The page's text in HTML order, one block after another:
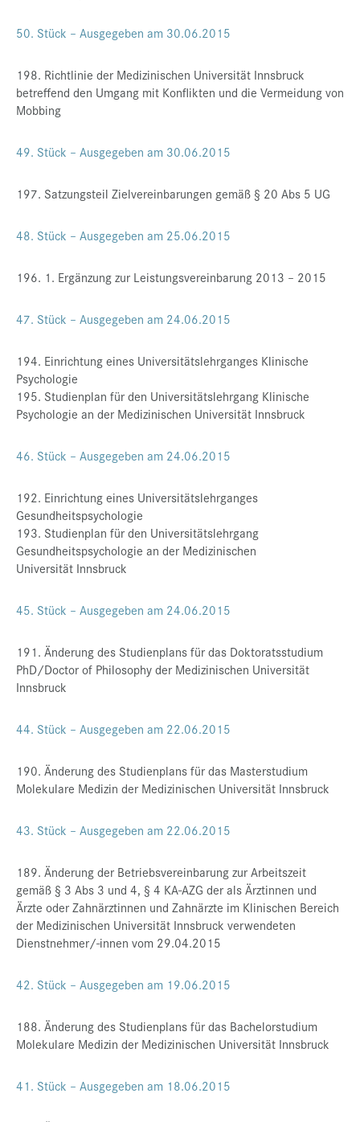
50. Stück – Ausgegeben am 30.06.2015
198. Richtlinie der Medizinischen Universität Innsbruck
betreffend den Umgang mit Konflikten und die Vermeidung von
Mobbing
49. Stück – Ausgegeben am 30.06.2015
197. Satzungsteil Zielvereinbarungen gemäß § 20 Abs 5 UG
48. Stück – Ausgegeben am 25.06.2015
196. 1. Ergänzung zur Leistungsvereinbarung 2013 – 2015
47. Stück – Ausgegeben am 24.06.2015
194. Einrichtung eines Universitätslehrganges Klinische
Psychologie
195. Studienplan für den Universitätslehrgang Klinische
Psychologie an der Medizinischen Universität Innsbruck
46. Stück – Ausgegeben am 24.06.2015
192. Einrichtung eines Universitätslehrganges
Gesundheitspsychologie
193. Studienplan für den Universitätslehrgang
Gesundheitspsychologie an der Medizinischen
Universität Innsbruck
45. Stück – Ausgegeben am 24.06.2015
191. Änderung des Studienplans für das Doktoratsstudium
PhD/Doctor of Philosophy der Medizinischen Universität
Innsbruck
44. Stück – Ausgegeben am 22.06.2015
190. Änderung des Studienplans für das Masterstudium
Molekulare Medizin der Medizinischen Universität Innsbruck
43. Stück – Ausgegeben am 22.06.2015
189. Änderung der Betriebsvereinbarung zur Arbeitszeit
gemäß § 3 Abs 3 und 4, § 4 KA-AZG der als Ärztinnen und
Ärzte oder Zahnärztinnen und Zahnärzte im Klinischen Bereich
der Medizinischen Universität Innsbruck verwendeten
Dienstnehmer/-innen vom 29.04.2015
42. Stück – Ausgegeben am 19.06.2015
188. Änderung des Studienplans für das Bachelorstudium
Molekulare Medizin der Medizinischen Universität Innsbruck
41. Stück – Ausgegeben am 18.06.2015